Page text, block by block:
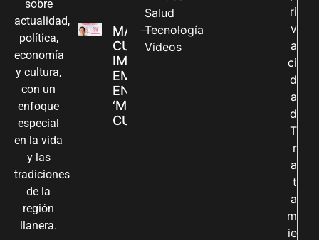
sobre
actualidad,
política,
economía
y cultura,
con un
enfoque
especial
en la vida
y las
tradiciones
de la
región
llanera.
MADRES
CUIDADORAS
IMPULSAN SUS
EMPRENDIMIENTOS
EN LA FERIA
‘MANOS QUE
CUIDAN Y CREAN’
Salud
Tecnología
Videos
ri
v
a
ci
d
a
d
T
r
a
t
a
m
ie